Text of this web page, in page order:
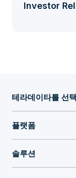
Investor
테라데이타를 선
플랫폼
솔루션